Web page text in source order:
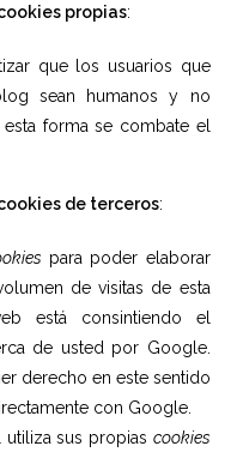
propias:
que los usuarios que
sean humanos y no
forma se combate el
de terceros:
para poder elaborar
de visitas de esta
está consintiendo el
de usted por Google.
derecho en este sentido
con Google.
utiliza sus propias cookies